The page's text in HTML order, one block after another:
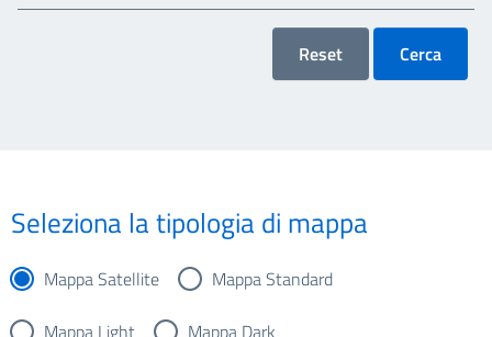
Reset Cerca
Seleziona la tipologia di mappa
Mappa Satellite
Mappa Standard
Mappa Light
Mappa Dark